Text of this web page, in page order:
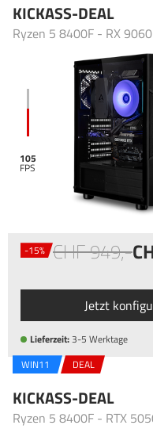
KICKASS-DEAL
Ryzen 5 8400F - RX 9060
105
-15% 949,-
Jetzt
Lieferzeit:3-5 Werktage
WIN11
DEAL
KICKASS-DEAL
Ryzen 5 8400F - RTX